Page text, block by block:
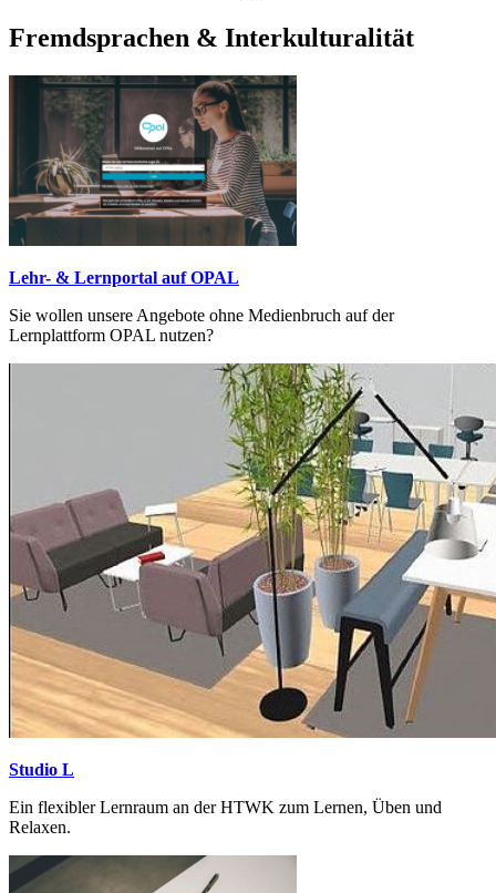
Fremdsprachen & Interkulturalität
Lehr- & Lernportal auf OPAL
Sie wollen unsere Angebote ohne Medienbruch auf der
Lernplattform OPAL nutzen?
Studio L
Ein flexibler Lernraum an der HTWK zum Lernen, Üben und
Relaxen.